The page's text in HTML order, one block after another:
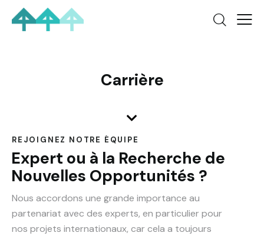
Carrière
REJOIGNEZ NOTRE ÉQUIPE
Expert ou à la Recherche de
Nouvelles Opportunités ?
Nous accordons une grande importance au
partenariat avec des experts, en particulier pour
nos projets internationaux, car cela a toujours